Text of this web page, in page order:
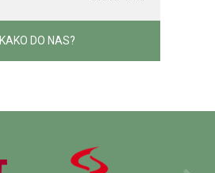
KAKO DO NAS?